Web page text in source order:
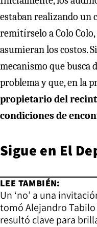
estaban realizando un
remitírselo a Colo
asumieran los costos.
mecanismo que busca
problema y que, en la
propietario del
condiciones de
Sigue en El
LEE TAMBIÉN:
Un ‘no’ a una
tomó Alejandro Tabilo
resultó clave para